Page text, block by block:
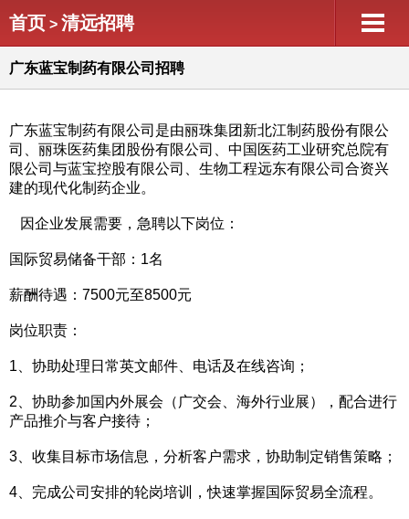
首页 > 清远招聘
广东蓝宝制药有限公司招聘
广东蓝宝制药有限公司是由丽珠集团新北江制药股份有限公
司、丽珠医药集团股份有限公司、中国医药工业研究总院有
限公司与蓝宝控股有限公司、生物工程远东有限公司合资兴
建的现代化制药企业。
因企业发展需要，急聘以下岗位：
国际贸易储备干部：1名
薪酬待遇：7500元至8500元
岗位职责：
1、协助处理日常英文邮件、电话及在线咨询；
2、协助参加国内外展会（广交会、海外行业展），配合进行
产品推介与客户接待；
3、收集目标市场信息，分析客户需求，协助制定销售策略；
4、完成公司安排的轮岗培训，快速掌握国际贸易全流程。